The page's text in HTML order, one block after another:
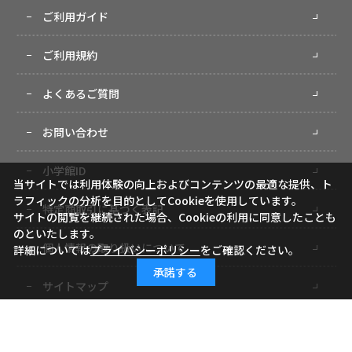
ご利用ガイド
ご利用規約
よくあるご質問
お問い合わせ
小学館ID
特定商取引に基づく表記
個人情報の取り扱いについて
サイトマップ
当サイトでは利用体験の向上およびコンテンツの最適な提供、ト
ラフィックの分析を目的としてCookieを使用しています。
サイトの閲覧を継続された場合、Cookieの利用に同意したことも
のといたします。
詳細についてはプライバシーポリシーをご確認ください。
承諾する